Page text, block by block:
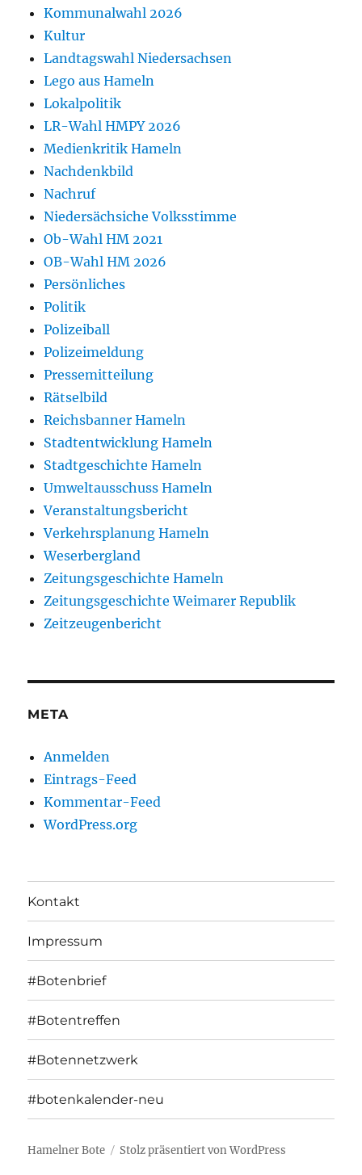
Kommunalwahl 2026
Kultur
Landtagswahl Niedersachsen
Lego aus Hameln
Lokalpolitik
LR-Wahl HMPY 2026
Medienkritik Hameln
Nachdenkbild
Nachruf
Niedersächsiche Volksstimme
Ob-Wahl HM 2021
OB-Wahl HM 2026
Persönliches
Politik
Polizeiball
Polizeimeldung
Pressemitteilung
Rätselbild
Reichsbanner Hameln
Stadtentwicklung Hameln
Stadtgeschichte Hameln
Umweltausschuss Hameln
Veranstaltungsbericht
Verkehrsplanung Hameln
Weserbergland
Zeitungsgeschichte Hameln
Zeitungsgeschichte Weimarer Republik
Zeitzeugenbericht
META
Anmelden
Eintrags-Feed
Kommentar-Feed
WordPress.org
Kontakt
Impressum
#Botenbrief
#Botentreffen
#Botennetzwerk
#botenkalender-neu
Hamelner Bote Stolz präsentiert von WordPress